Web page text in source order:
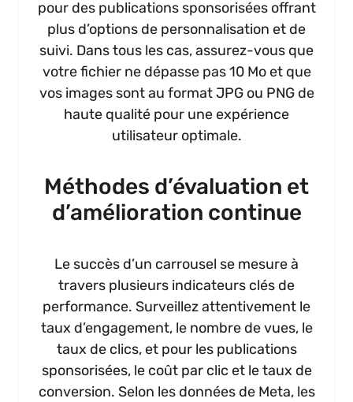
pour des publications sponsorisées offrant
plus d’options de personnalisation et de
suivi. Dans tous les cas, assurez-vous que
votre fichier ne dépasse pas 10 Mo et que
vos images sont au format JPG ou PNG de
haute qualité pour une expérience
utilisateur optimale.
Méthodes d’évaluation et
d’amélioration continue
Le succès d’un carrousel se mesure à
travers plusieurs indicateurs clés de
performance. Surveillez attentivement le
taux d’engagement, le nombre de vues, le
taux de clics, et pour les publications
sponsorisées, le coût par clic et le taux de
conversion. Selon les données de Meta, les